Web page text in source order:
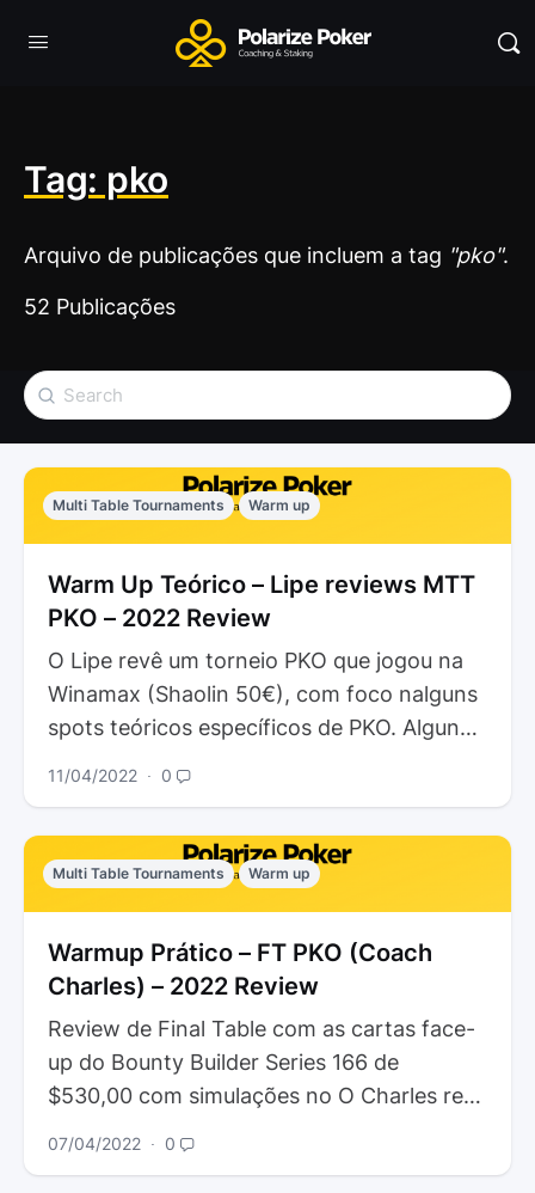
Tag: pko
Arquivo de publicações que incluem a tag "pko".
52 Publicações
Multi Table Tournaments Warm up
Warm Up Teórico – Lipe reviews MTT
PKO – 2022 Review
O Lipe revê um torneio PKO que jogou na
Winamax (Shaolin 50€), com foco nalguns
spots teóricos específicos de PKO. Alguns
11/04/2022 ∙ 0
Multi Table Tournaments Warm up
Warmup Prático – FT PKO (Coach
Charles) – 2022 Review
Review de Final Table com as cartas face-
up do Bounty Builder Series 166 de
$530,00 com simulações no O Charles revê
07/04/2022 ∙ 0